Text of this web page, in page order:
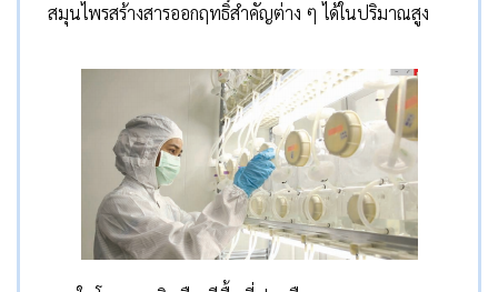
สมุนไพรสร้างสารออกฤทธิ์สำคัญต่าง ๆ ได้ในปริมาณสูง